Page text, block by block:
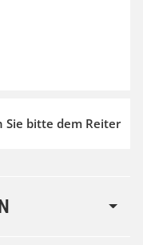
bitte dem Reiter